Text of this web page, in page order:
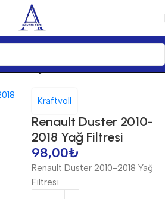
Filtre Yağ Filtreleri
Kraftvoll
Renault Duster 2010-
2018 Yağ Filtresi
98,00₺
Renault Duster 2010-2018 Yağ
Filtresi